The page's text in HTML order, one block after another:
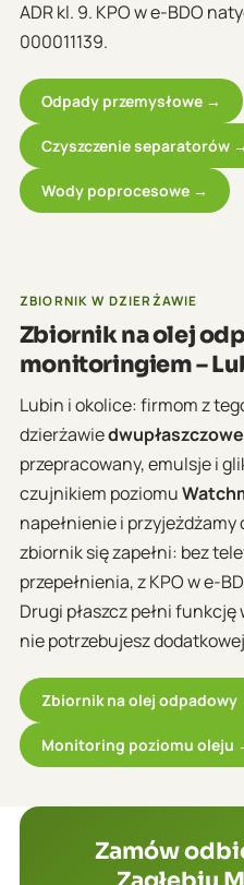
ADR kl. 9. KPO w e-BDO
000011139.
Odpady przemysłowe →
Czyszczenie separatorów →
Wody poprocesowe →
ZBIORNIK W DZIERŻAWIE
Zbiornik na olej
monitoringiem –
Lubin i okolice: firmom z
dzierżawie
przepracowany, emulsje i
czujnikiem poziomu
napełnienie i przyjeżdżamy
zbiornik się zapełni: bez
przepełnienia, z KPO w e-
Drugi płaszcz pełni
nie potrzebujesz
Zbiornik na olej odpadowy
Monitoring poziomu oleju
Zamów